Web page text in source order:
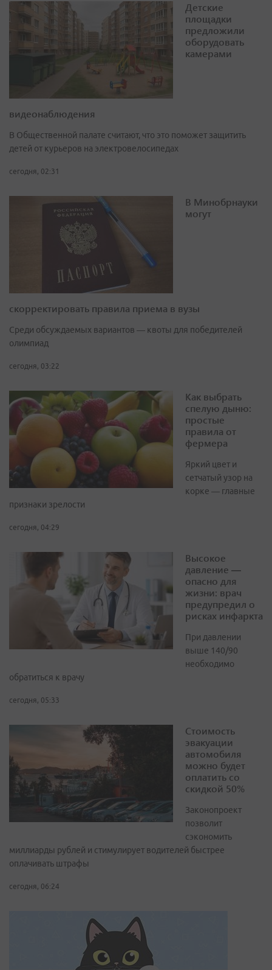
Детские
площадки
предложили
оборудовать
камерами
видеонаблюдения
В Общественной палате считают, что это поможет защитить
детей от курьеров на электровелосипедах
сегодня, 02:31
В Минобрнауки
могут
скорректировать правила приема в вузы
Среди обсуждаемых вариантов — квоты для победителей
олимпиад
сегодня, 03:22
Как выбрать
спелую дыню:
простые
правила от
фермера
Яркий цвет и
сетчатый узор на
корке — главные
признаки зрелости
сегодня, 04:29
Высокое
давление —
опасно для
жизни: врач
предупредил о
рисках инфаркта
При давлении
выше 140/90
необходимо
обратиться к врачу
сегодня, 05:33
Стоимость
эвакуации
автомобиля
можно будет
оплатить со
скидкой 50%
Законопроект
позволит
сэкономить
миллиарды рублей и стимулирует водителей быстрее
оплачивать штрафы
сегодня, 06:24